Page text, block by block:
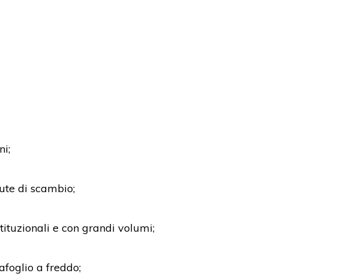
di scambio;
e con grandi volumi;
a freddo;